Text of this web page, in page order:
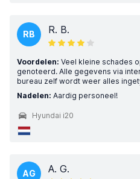
RB R. B.
Voordelen: Veel kleine schades
genoteerd. Alle gegevens via
bureau zelf wordt weer alles
Nadelen: Aardig personeel!
Hyundai i20
AG A. G.